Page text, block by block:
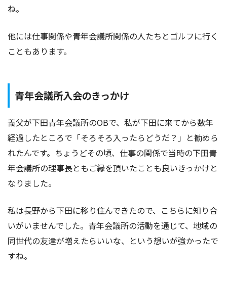
ね。
他には仕事関係や青年会議所関係の人たちとゴルフに行く
こともあります。
青年会議所入会のきっかけ
義父が下田青年会議所のOBで、私が下田に来てから数年
経過したところで「そろそろ入ったらどうだ？」と勧めら
れたんです。ちょうどその頃、仕事の関係で当時の下田青
年会議所の理事長ともご縁を頂いたことも良いきっかけと
なりました。
私は長野から下田に移り住んできたので、こちらに知り合
いがいませんでした。青年会議所の活動を通じて、地域の
同世代の友達が増えたらいいな、という想いが強かったで
すね。